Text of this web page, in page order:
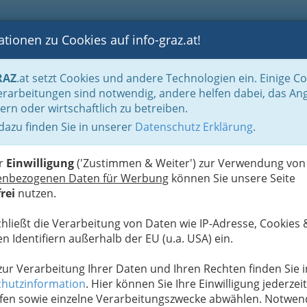
BLOGS FOTOS GASTRONOMIE BRANCHEN
zu Cookies auf info-graz.at!
.at setzt Cookies und andere Technologien ein. Einige
sind notwendig, andere helfen dabei, das
oder wirtschaftlich zu betreiben.
finden Sie in unserer Datenschutz Erklärung.
Einwilligung('Zustimmen & Weiter') zur Verwendung von
Daten für Werbung können Sie unsere Seite
nutzen.
die Verarbeitung von Daten wie IP-Adresse, Cookies
Identifiern außerhalb der EU (u.a. USA) ein.
Verarbeitung Ihrer Daten und Ihren Rechten finden Sie
. Hier können Sie Ihre Einwilligung jederzeit
sowie einzelne Verarbeitungszwecke abwählen.
Der Handel nach WKO-Gliederung Holzhandel & Baustoffhandel